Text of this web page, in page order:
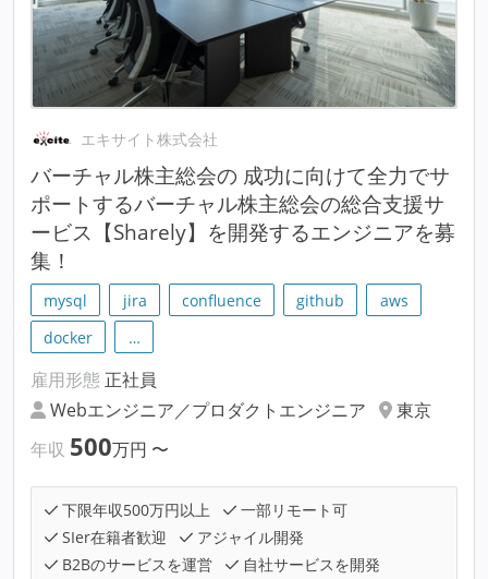
エキサイト株式会社
バーチャル株主総会の 成功に向けて全力でサ
ポートするバーチャル株主総会の総合支援サ
ービス【Sharely】を開発するエンジニアを募
集！
mysql jira confluence github
aws
docker
…
雇用形態 正社員
Webエンジニア／プロダクトエンジニア
東京
年収 500万円 〜
下限年収500万円以上
一部リモート可
SIer在籍者歓迎
アジャイル開発
B2Bのサービスを運営
自社サービスを開発